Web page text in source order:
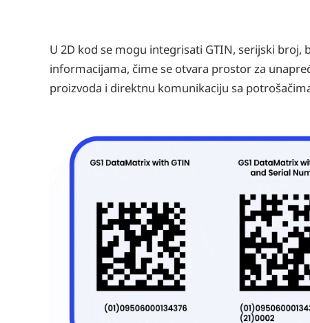
U 2D kod se mogu integrisati GTIN, serijski
informacijama, čime se otvara prostor za
proizvoda i direktnu komunikaciju sa